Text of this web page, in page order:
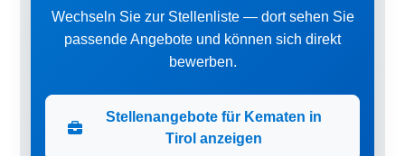
Wechseln Sie zur Stellenliste — dort sehen Sie
passende Angebote und können sich direkt
bewerben.
Stellenangebote für Kematen in
Tirol anzeigen